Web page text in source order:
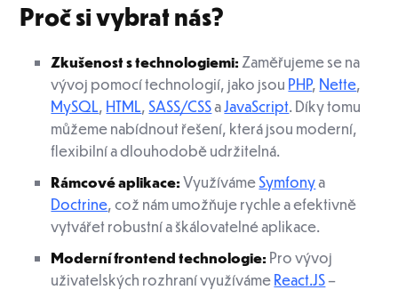
Proč si vybrat nás?
Zkušenost s technologiemi: Zaměřujeme se na
vývoj pomocí technologií, jako jsou PHP, Nette,
MySQL, HTML, SASS/CSSaJavaScript. Díky tomu
můžeme nabídnout řešení, která jsou moderní,
flexibilní a dlouhodobě udržitelná.
Rámcové aplikace:VyužívámeSymfonya
Doctrine, což nám umožňuje rychle a efektivně
vytvářet robustní a škálovatelné aplikace.
Moderní frontend technologie: Pro vývoj
uživatelských rozhraní využívámeReact.JS–